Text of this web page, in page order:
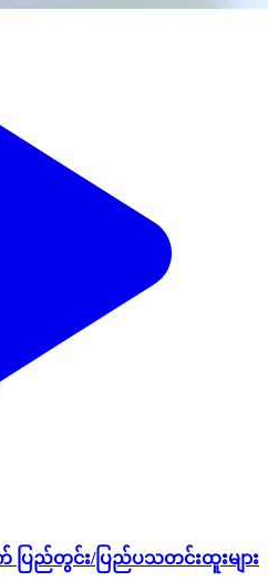
ည်တွင်း/ပြည်ပသတင်းထူးများ